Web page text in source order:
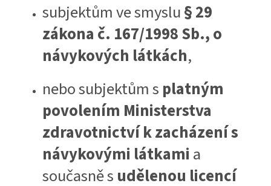
subjektům ve smyslu§ 29
zákona č. 167/1998 Sb., o
návykových látkách,
nebo subjektům s platným
povolením Ministerstva
zdravotnictví k zacházení s
návykovými látkami a
současně s udělenou licencí